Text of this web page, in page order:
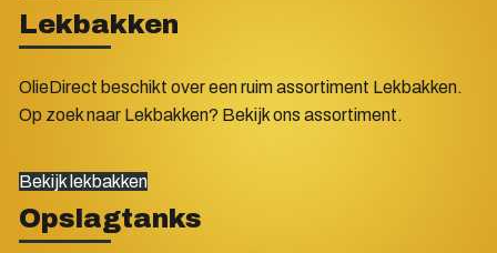
Lekbakken
OlieDirect beschikt over een ruim assortiment Lekbakken.
Op zoek naar Lekbakken? Bekijk ons assortiment.
Bekijk lekbakken
Opslagtanks